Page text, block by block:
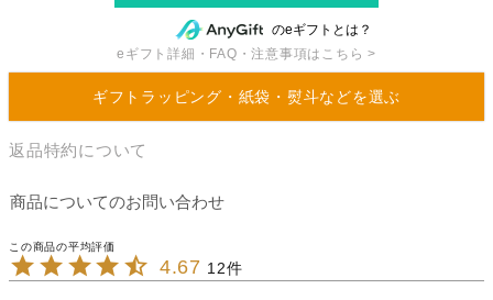
のeギフトとは？
eギフト詳細・FAQ・注意事項はこちら >
ギフトラッピング・紙袋・熨斗などを選ぶ
返品特約について
商品についてのお問い合わせ
4.67 12